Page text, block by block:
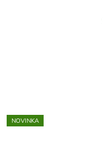
NOVINKA